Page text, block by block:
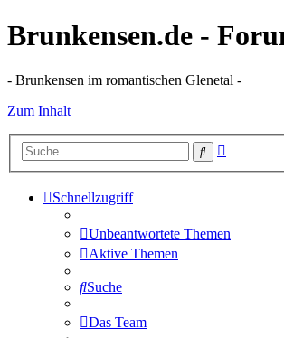
Brunkensen.de -
- Brunkensen im romantischen Glenetal -
Zum Inhalt
Suche
Schnellzugriff
Unbeantwortete Themen
Aktive Themen
Suche
Das Team